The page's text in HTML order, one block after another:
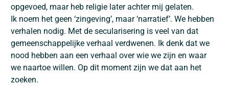
opgevoed, maar heb religie later achter mij gelaten.
Ik noem het geen ‘zingeving’, maar ‘narratief’. We hebben
verhalen nodig. Met de secularisering is veel van dat
gemeenschappelijke verhaal verdwenen. Ik denk dat we
nood hebben aan een verhaal over wie we zijn en waar
we naartoe willen. Op dit moment zijn we dat aan het
zoeken.